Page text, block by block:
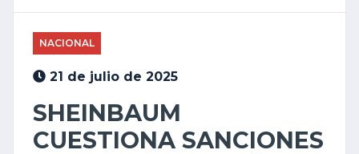
NACIONAL
21 de julio de 2025
SHEINBAUM
CUESTIONA SANCIONES